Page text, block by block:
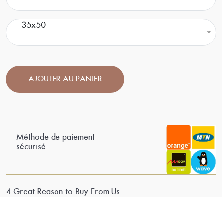
35x50
AJOUTER AU PANIER
Méthode de paiement
sécurisé
4 Great Reason to Buy From Us